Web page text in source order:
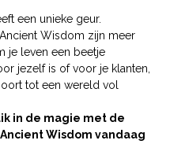
een unieke geur.
Wisdom zijn meer
je leven een beetje
jezelf is of voor je klanten,
tot een wereld vol
in de magie met de
Wisdom vandaag